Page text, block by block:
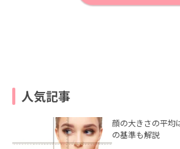
人気記事
顔の大きさの平均
の基準も解説